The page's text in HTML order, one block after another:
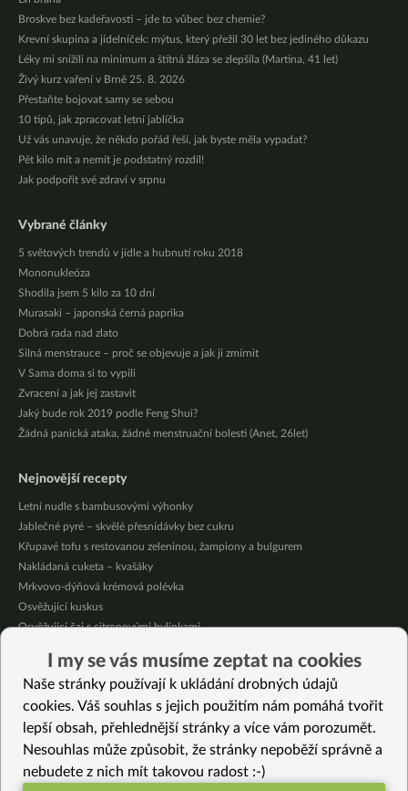
Broskve bez kadeřavosti – jde to vůbec bez chemie?
Krevní skupina a jídelníček: mýtus, který přežil 30 let bez jediného důkazu
Léky mi snížili na minimum a štítná žláza se zlepšila (Martina, 41 let)
Živý kurz vaření v Brně 25. 8. 2026
Přestaňte bojovat samy se sebou
10 tipů, jak zpracovat letní jablíčka
Už vás unavuje, že někdo pořád řeší, jak byste měla vypadat?
Pět kilo mít a nemít je podstatný rozdíl!
Jak podpořit své zdraví v srpnu
Vybrané články
5 světových trendů v jídle a hubnutí roku 2018
Mononukleóza
Shodila jsem 5 kilo za 10 dní
Murasaki – japonská černá paprika
Dobrá rada nad zlato
Silná menstrauce – proč se objevuje a jak ji zmírnit
V Sama doma si to vypili
Zvracení a jak jej zastavit
Jaký bude rok 2019 podle Feng Shui?
Žádná panická ataka, žádné menstruační bolesti (Anet, 26let)
Nejnovější recepty
Letní nudle s bambusovými výhonky
Jablečné pyré – skvělé přesnídávky bez cukru
Křupavé tofu s restovanou zeleninou, žampiony a bulgurem
Nakládaná cuketa – kvašáky
Mrkvovo-dýňová krémová polévka
Osvěžující kuskus
Osvěžující čaj s citronovými bylinkami
Čokoládové muffiny s mangovým krémem
Meruňky a jablka v citrónovém želé
Vybrané recepty
Quinoový salát s tahini zálivkou
Salát z vodnice, polníčku a cherry rajčátek
I my se vás musíme zeptat na cookies
Naše stránky používají k ukládání drobných údajů
cookies. Váš souhlas s jejich použitím nám pomáhá tvořit
lepší obsah, přehlednější stránky a více vám porozumět.
Nesouhlas může způsobit, že stránky nepoběží správně a
nebudete z nich mít takovou radost :-)